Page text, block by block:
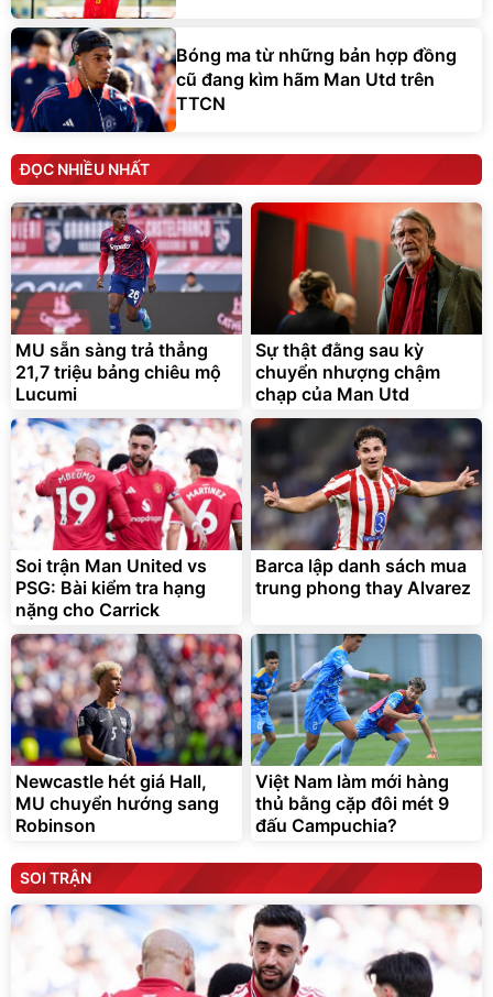
Bóng ma từ những bản hợp đồng
cũ đang kìm hãm Man Utd trên
TTCN
ĐỌC NHIỀU NHẤT
MU sẵn sàng trả thẳng
21,7 triệu bảng chiêu mộ
Lucumi
Sự thật đằng sau kỳ
chuyển nhượng chậm
chạp của Man Utd
Soi trận Man United vs
PSG: Bài kiểm tra hạng
nặng cho Carrick
Barca lập danh sách mua
trung phong thay Alvarez
Newcastle hét giá Hall,
MU chuyển hướng sang
Robinson
Việt Nam làm mới hàng
thủ bằng cặp đôi mét 9
đấu Campuchia?
SOI TRẬN